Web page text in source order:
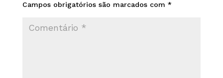
Campos obrigatórios são marcados com *